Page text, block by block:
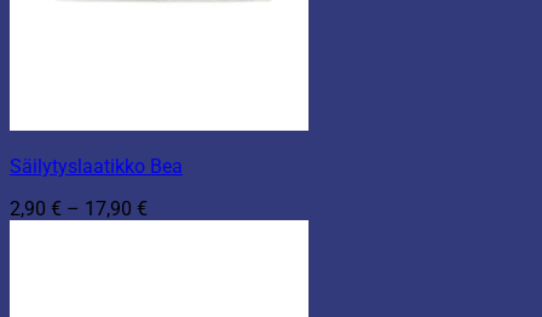
Säilytyslaatikko Bea
2,90 € – 17,90 €